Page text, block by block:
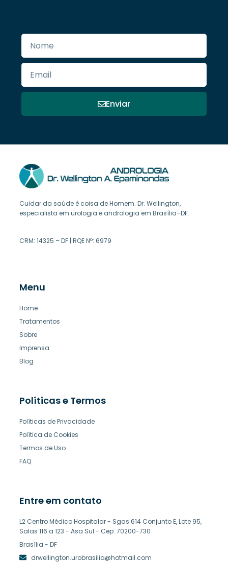
Enviar
Cuidar da saúde é coisa de Homem. Dr. Wellington,
especialista em urologia e andrologia em Brasília–DF.
CRM: 14325 – DF | RQE Nº: 6979
Menu
Home
Tratamentos
Sobre
Imprensa
Blog
Políticas e Termos
Políticas de Privacidade
Política de Cookies
Termos de Uso
FAQ
Entre em contato
L2 Centro Médico Hospitalar - Sgas 614 Conjunto E, Lote 95,
Salas 116 a 123 - Asa Sul - Cep: 70200-730
Brasília - DF
drwellington.urobrasilia@hotmail.com